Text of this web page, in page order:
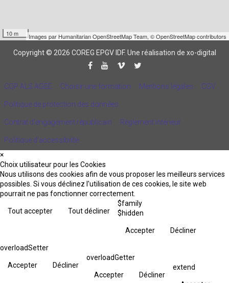
10 m Images par Humanitarian OpenStreetMap Team, © OpenStreetMap contributors
Copyright © 2026 COREG EPGV IDF. Une réalisation de xo-digital
CQP ALS AGEE Choisir une formation Mentions légales CGV
Politique de protection des données
Contrat d'engagement républicain Règlement intérieur
Politique d’accessibilité
×
Choix utilisateur pour les Cookies
Nous utilisons des cookies afin de vous proposer les meilleurs services
possibles. Si vous déclinez l'utilisation de ces cookies, le site web
pourrait ne pas fonctionner correctement.
Tout accepter Tout décliner
$family
$hidden
Accepter Décliner
overloadSetter
Accepter Décliner
overloadGetter
Accepter Décliner
extend